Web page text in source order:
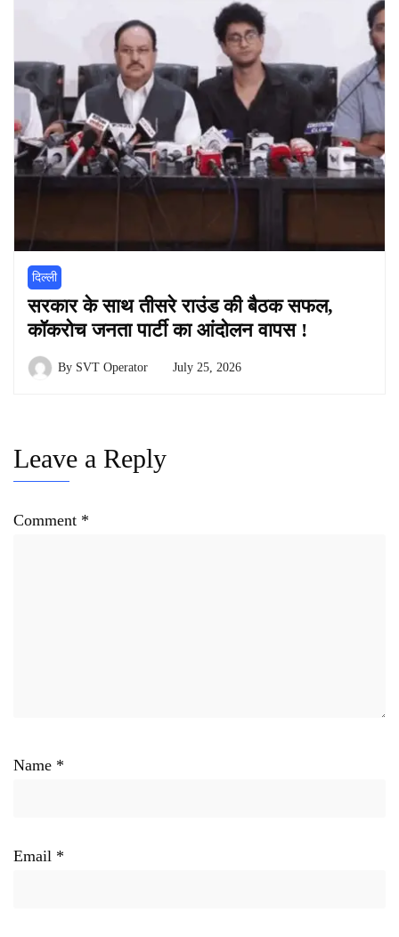
दिल्ली
सरकार के साथ तीसरे राउंड की बैठक सफल,
कॉकरोच जनता पार्टी का आंदोलन वापस !
By SVT Operator July 25, 2026
Leave a Reply
Comment *
Name *
Email *